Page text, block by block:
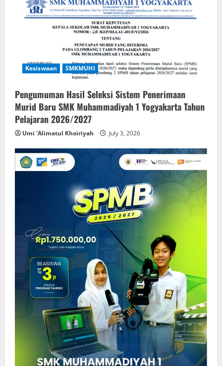
Kesiswaan SMKMUHI
Pengumuman Hasil Seleksi Sistem Penerimaan
Murid Baru SMK Muhammadiyah 1 Yogyakarta Tahun
Pelajaran 2026/2027
Umi 'Alimatul Khoiriyah July 3, 2026